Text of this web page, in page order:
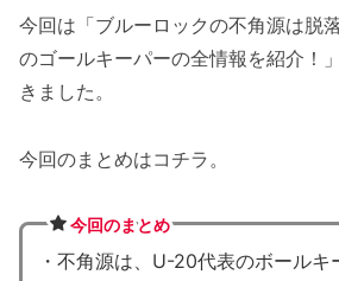
今回は「ブルーロックの不角源は脱
のゴールキーパーの全情報を紹介！
きました。
今回のまとめはコチラ。
今回のまとめ
・不角源は、U-20代表のボールキ